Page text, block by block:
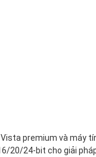
premium và máy
20/24-bit cho giải